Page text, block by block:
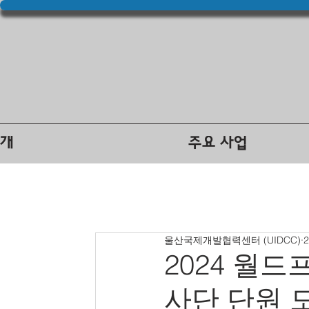
주요 사업
2024 월드
사단 단원
울산국제개발협력센터 (UIDCC)